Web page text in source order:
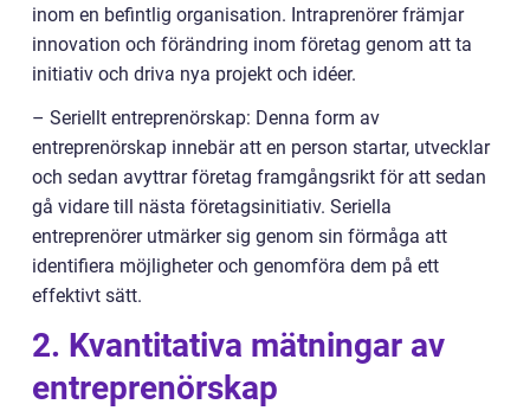
inom en befintlig organisation. Intraprenörer främjar
innovation och förändring inom företag genom att ta
initiativ och driva nya projekt och idéer.
– Seriellt entreprenörskap: Denna form av
entreprenörskap innebär att en person startar, utvecklar
och sedan avyttrar företag framgångsrikt för att sedan
gå vidare till nästa företagsinitiativ. Seriella
entreprenörer utmärker sig genom sin förmåga att
identifiera möjligheter och genomföra dem på ett
effektivt sätt.
2. Kvantitativa mätningar av
entreprenörskap